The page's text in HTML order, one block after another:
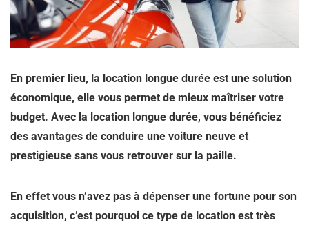
En premier lieu, la location longue durée est une solution
économique, elle vous permet de mieux maîtriser votre
budget. Avec la location longue durée, vous bénéficiez
des avantages de conduire une voiture neuve et
prestigieuse sans vous retrouver sur la paille.
En effet vous n’avez pas à dépenser une fortune pour son
acquisition, c’est pourquoi ce type de location est très